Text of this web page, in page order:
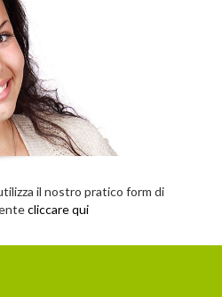
il nostro pratico form di
cliccare qui